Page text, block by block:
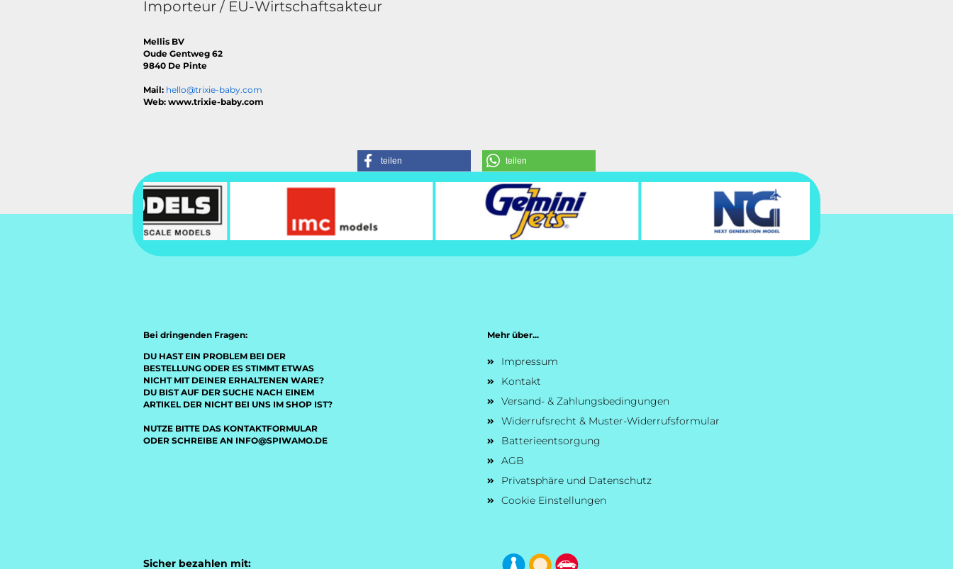
Importeur / EU-Wirtschaftsakteur
Mellis BV
Oude Gentweg 62
9840 De Pinte
Mail: hello@trixie-baby.com
Web: www.trixie-baby.com
teilen teilen
Bei dringenden Fragen:
DU HAST EIN PROBLEM BEI DER
BESTELLUNG ODER ES STIMMT ETWAS
NICHT MIT DEINER ERHALTENEN WARE?
DU BIST AUF DER SUCHE NACH EINEM
ARTIKEL DER NICHT BEI UNS IM SHOP IST?
NUTZE BITTE DAS KONTAKTFORMULAR
ODER SCHREIBE AN INFO@SPIWAMO.DE
Mehr über...
Impressum
Kontakt
Versand- & Zahlungsbedingungen
Widerrufsrecht & Muster-Widerrufsformular
Batterieentsorgung
AGB
Privatsphäre und Datenschutz
Cookie Einstellungen
Sicher bezahlen mit: